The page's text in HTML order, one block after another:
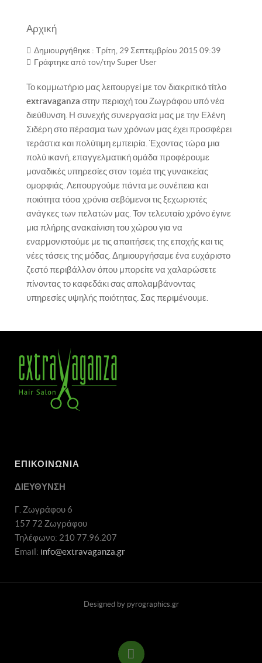
ΜΑΚΙΓΙΆΖ
Αρχική
Δημιουργήθηκε : Τρίτη, 29 Σεπτεμβρίου 2015 09:39
Γράφτηκε από τον/την Super User
Το κομμωτήριο μας λειτουργεί με τον διακριτικό τίτλο
extravaganza στην περιοχή του Ζωγράφου υπό νέα
διεύθυνση. Η συνεχής συνεργασία μας με την Ελένη
Σιδέρη στο πέρασμα των χρόνων μας έχει προσφέρει
τεράστια και πολύτιμη εμπειρία. Έχοντας τώρα μια
πολύ ικανή, επαγγελματική ομάδα προφέρουμε
μοναδικές υπηρεσίες στον τομέα της γυναικείας
ομορφιάς. Λειτουργούμε πάντα με συνέπεια και
ποιότητα τόσα χρόνια σεβόμενοι τις ξεχωριστές
ανάγκες των πελατών μας. Τον τελευταίο χρόνο έγινε
μια πλήρης ανακαίνιση του χώρου για να
εναρμονιστούμε με τις απαιτήσεις της εποχής και τις
νέες τάσεις της μόδας. Δημιουργήσαμε ένα ευχάριστο
ζεστό περιβάλλον όπου μπορείτε να χαλαρώσετε
πίνοντας το καφεδάκι σας απολαμβάνοντας
υπηρεσίες υψηλής ποιότητας. Σας περιμένουμε.
ΕΠΙΚΟΙΝΩΝΙΑ
ΔΙΕΥΘΥΝΣΗ
Γ. Ζωγράφου 6
157 72 Ζωγράφου
Τηλέφωνο: 210 77.96.207
Email: info@extravaganza.gr
Designed by pyrographics.gr